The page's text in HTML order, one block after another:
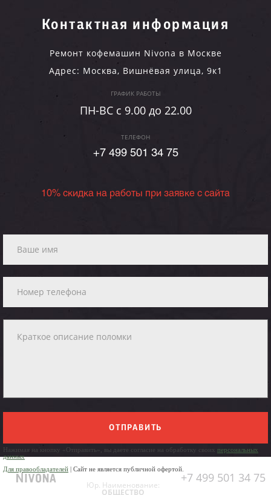
Контактная информация
Ремонт кофемашин Nivona в Москве
Адрес: Москва, Вишнёвая улица, 9к1
ГРАФИК РАБОТЫ
ПН-ВC c 9.00 до 22.00
ТЕЛЕФОН
+7 499 501 34 75
10% скидка на работы при заявке с сайта
ОТПРАВИТЬ
Нажимая на кнопку «Отправить», вы даете согласие на обработку своих персональных
данных
Для правообладателей | Сайт не является публичной офертой.
+7 499 501 34 75
Юр. Наименование:
ОБЩЕСТВО